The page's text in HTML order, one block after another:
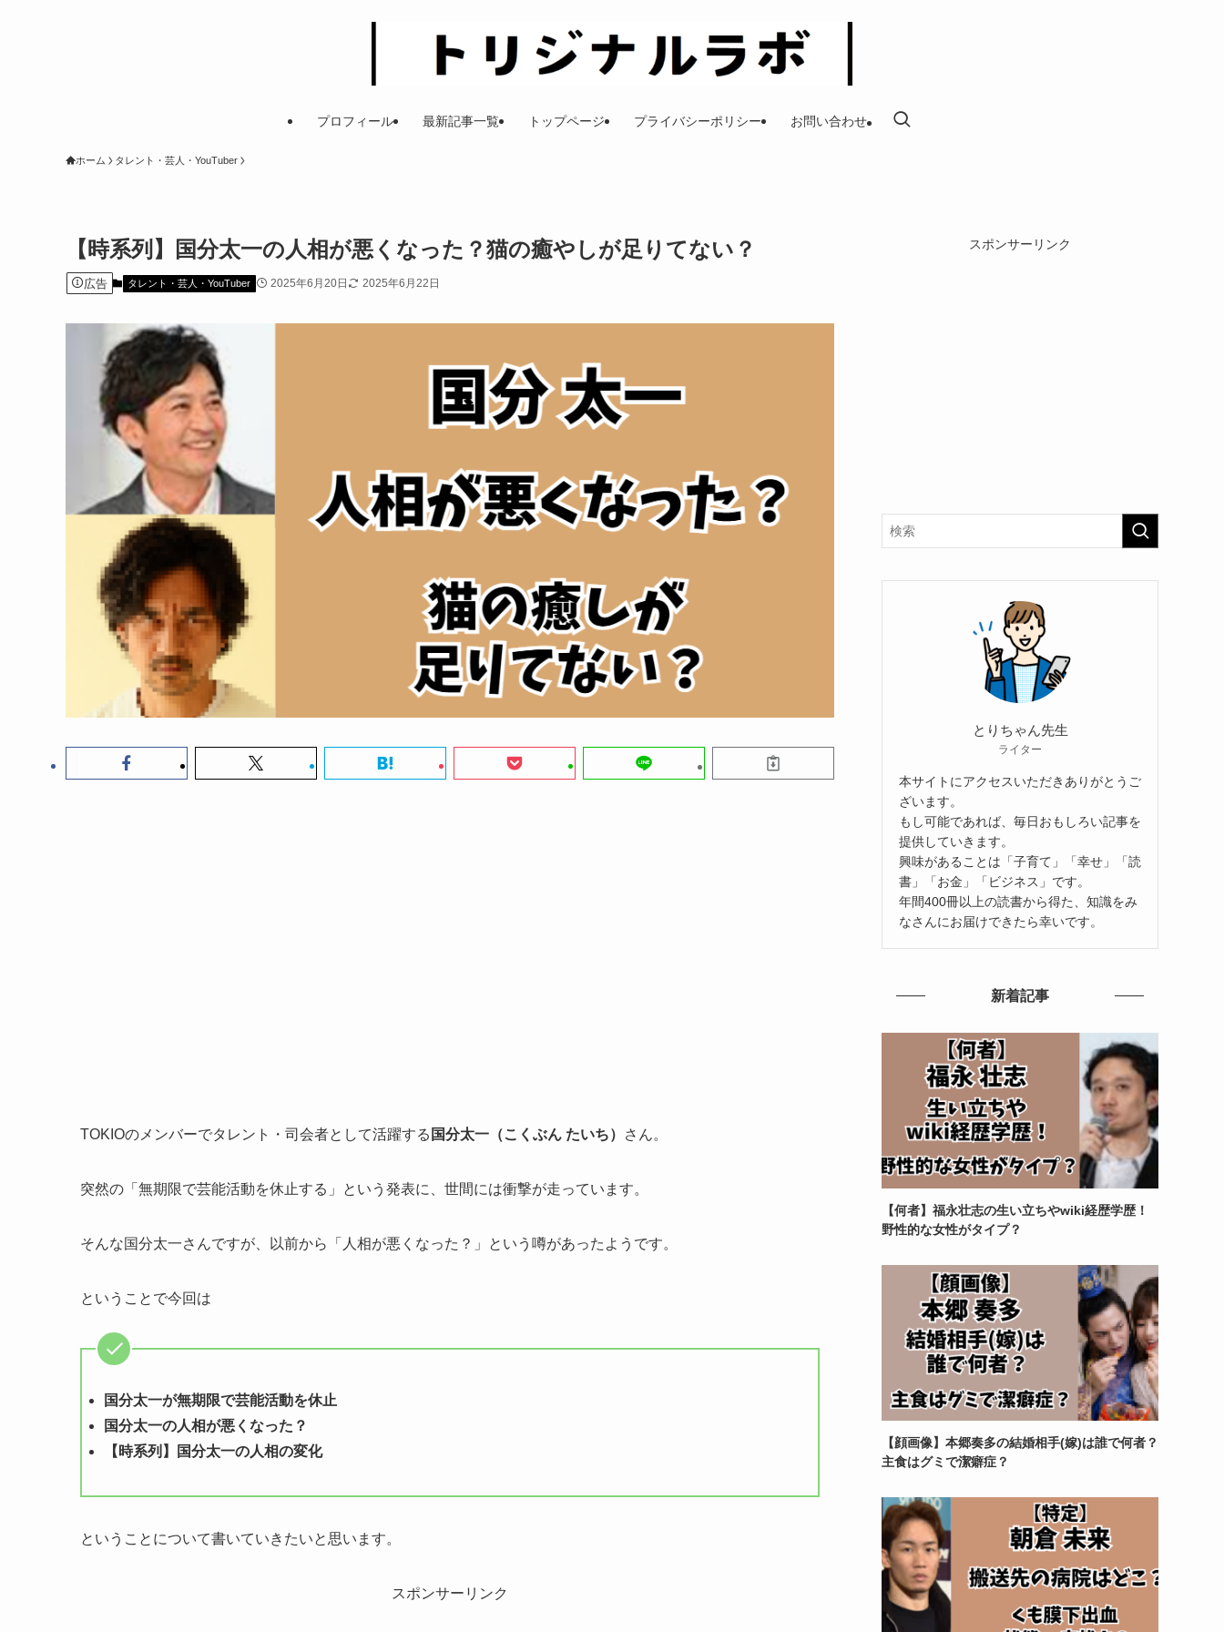
プロフィール 最新記事一覧 トップページ プライバシーポリシー お問い合わせ
ホーム タレント・芸人・YouTuber
【時系列】国分太一の人相が悪くなった？猫の癒やしが足りてない？
広告 タレント・芸人・YouTuber 2025年6月20日 2025年6月22日
TOKIOのメンバーでタレント・司会者として活躍する 国分太一（こくぶん たいち） さん。
突然の「無期限で芸能活動を休止する」という発表に、世間には衝撃が走っています。
そんな国分太一さんですが、以前から「人相が悪くなった？」という噂があったようです。
ということで今回は
国分太一が無期限で芸能活動を休止
国分太一の人相が悪くなった？
【時系列】国分太一の人相の変化
ということについて書いていきたいと思います。
スポンサーリンク
スポンサーリンク
とりちゃん先生
ライター
本サイトにアクセスいただきありがとうご
ざいます。
もし可能であれば、毎日おもしろい記事を
提供していきます。
興味があることは「子育て」「幸せ」「読
書」「お金」「ビジネス」です。
年間400冊以上の読書から得た、知識をみ
なさんにお届けできたら幸いです。
新着記事
【何者】福永壮志の生い立ちやwiki経歴学歴！
野性的な女性がタイプ？
【顔画像】本郷奏多の結婚相手(嫁)は誰で何者？
主食はグミで潔癖症？